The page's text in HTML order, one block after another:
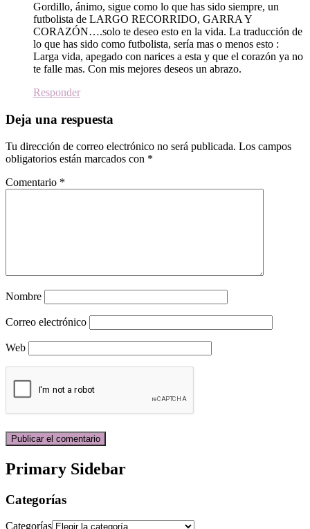
Gordillo, ánimo, sigue como lo que has sido siempre, un
futbolista de LARGO RECORRIDO, GARRA Y
CORAZÓN….solo te deseo esto en la vida. La traducción de
lo que has sido como futbolista, sería mas o menos esto :
Larga vida, apegado con narices a esta y que el corazón ya no
te falle mas. Con mis mejores deseos un abrazo.
Responder
Deja una respuesta
Tu dirección de correo electrónico no será publicada. Los campos
obligatorios están marcados con *
Comentario *
Nombre
Correo electrónico
Web
Primary Sidebar
Categorías
Categorías